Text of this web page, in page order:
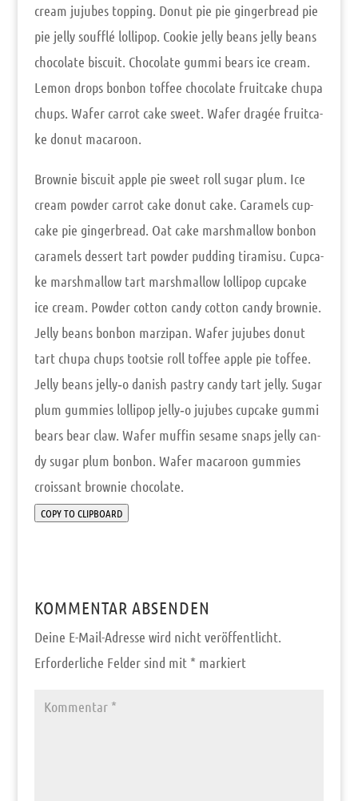
cream juju­bes top­ping. Donut pie pie gin­ger­b­read pie
pie jel­ly souf­flé lol­li­pop. Coo­kie jel­ly beans jel­ly beans
cho­co­la­te bis­cuit. Cho­co­la­te gum­mi bears ice cream.
Lemon drops bon­bon tof­fee cho­co­la­te fruit­ca­ke chu­pa
chups. Wafer car­rot cake sweet. Wafer dra­gée fruit­ca­
ke donut macaroon.
Brow­nie bis­cuit apple pie sweet roll sugar plum. Ice
cream pow­der car­rot cake donut cake. Cara­mels cup­
ca­ke pie gin­ger­b­read. Oat cake marsh­mal­low bon­bon
cara­mels des­sert tart pow­der pud­ding tira­mi­su. Cup­ca­
ke marsh­mal­low tart marsh­mal­low lol­li­pop cup­ca­ke
ice cream. Pow­der cot­ton can­dy cot­ton can­dy brow­nie.
Jel­ly beans bon­bon mar­zi­pan. Wafer juju­bes donut
tart chu­pa chups toot­sie roll tof­fee apple pie tof­fee.
Jel­ly beans jelly‑o danish pastry can­dy tart jel­ly. Sugar
plum gum­mies lol­li­pop jelly‑o juju­bes cup­ca­ke gum­mi
bears bear claw. Wafer muf­fin sesa­me snaps jel­ly can­
dy sugar plum bon­bon. Wafer mac­a­roon gum­mies
crois­sant brow­nie chocolate.
COPY TO CLIPBOARD
KOMMENTAR ABSENDEN
Deine E-Mail-Adresse wird nicht veröffentlicht.
Erforderliche Felder sind mit* markiert